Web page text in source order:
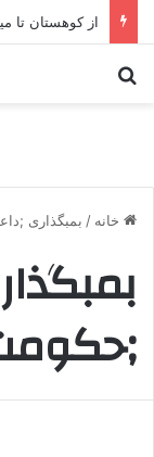
از کوهستان تا
خانه / بمبگذاری